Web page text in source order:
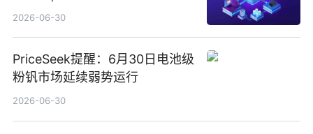
2026-06-30
PriceSeek提醒：6月30日电池级
粉钒市场延续弱势运行
2026-06-30